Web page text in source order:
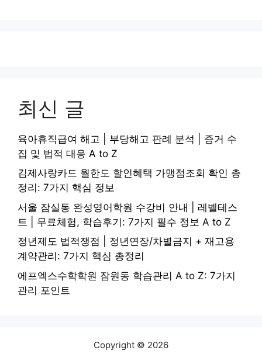
최신 글
육아휴직급여 해고 | 부당해고 판례 분석 | 증거 수
집 및 법적 대응 A to Z
김제사랑카드 월한도 할인혜택 가맹점조회 확인 총
정리: 7가지 핵심 정보
서울 잠실동 완성영어학원 수강비 안내 | 레벨테스
트 | 무료체험, 학습후기: 7가지 필수 정보 A to Z
정년제도 법적쟁점 | 정년연장/차별금지 + 재고용
계약관리: 7가지 핵심 총정리
에프엑스수학학원 잠원동 학습관리 A to Z: 7가지
관리 포인트
Copyright © 2026